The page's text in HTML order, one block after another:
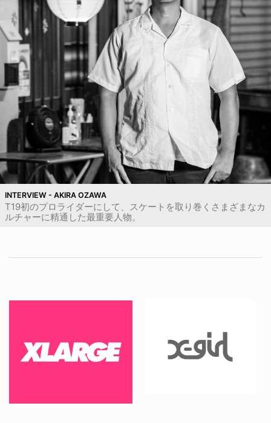
INTERVIEW - AKIRA OZAWA
T19初のプロライダーにして、スケートを取り巻くさまざまなカ
ルチャーに精通した最重要人物。